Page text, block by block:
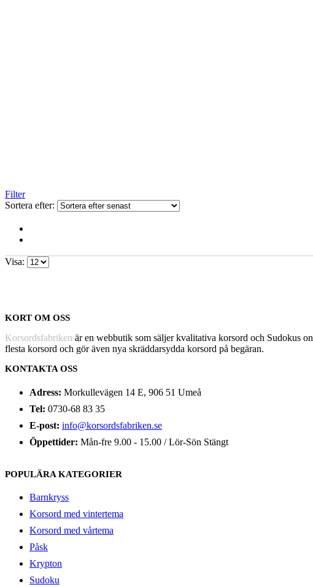
Filter
Sortera efter:
Visa:
KORT OM OSS
Korsordsfabriken är en webbutik som säljer kvalitativa korsord och Sudokus
flesta korsord och gör även nya skräddarsydda korsord på begäran.
KONTAKTA OSS
Adress: Morkullevägen 14 E, 906 51 Umeå
Tel: 0730-68 83 35
E-post: info@korsordsfabriken.se
Öppettider: Mån-fre 9.00 - 15.00 / Lör-Sön Stängt
POPULÄRA KATEGORIER
Barnkryss
Korsord med vintertema
Korsord med vårtema
Påsk
Krypton
Sudoku